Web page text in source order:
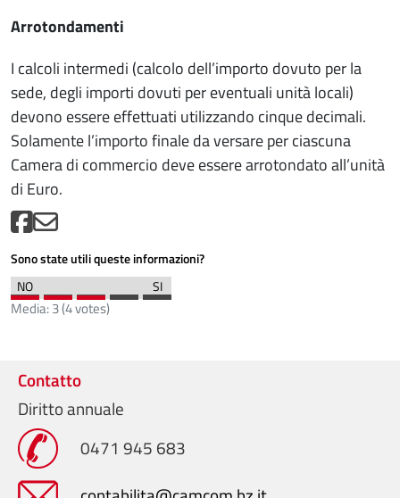
Arrotondamenti
I calcoli intermedi (calcolo dell’importo dovuto per la
sede, degli importi dovuti per eventuali unità locali)
devono essere effettuati utilizzando cinque decimali.
Solamente l’importo finale da versare per ciascuna
Camera di commercio deve essere arrotondato all’unità
di Euro.
Sono state utili queste informazioni?
Media:3(4votes)
Contatto
Diritto annuale
0471 945 683